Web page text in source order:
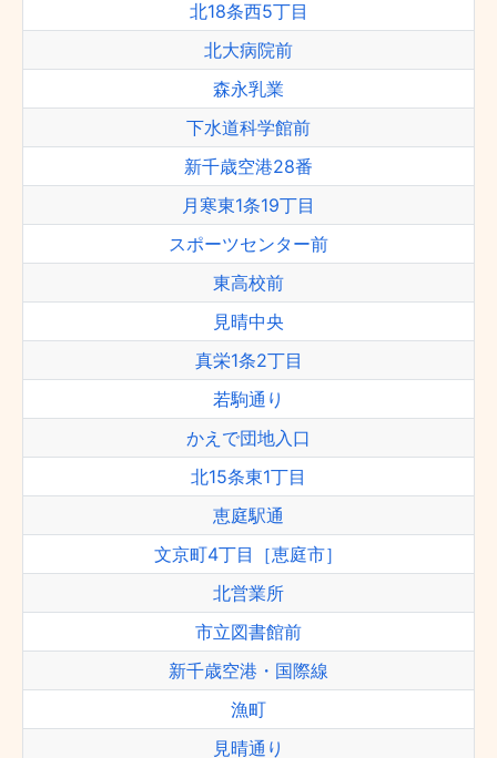
北18条西5丁目
北大病院前
森永乳業
下水道科学館前
新千歳空港28番
月寒東1条19丁目
スポーツセンター前
東高校前
見晴中央
真栄1条2丁目
若駒通り
かえで団地入口
北15条東1丁目
恵庭駅通
文京町4丁目［恵庭市］
北営業所
市立図書館前
新千歳空港・国際線
漁町
見晴通り